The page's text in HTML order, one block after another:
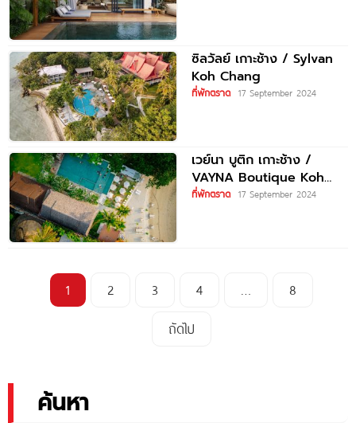
ซิลวัลย์ เกาะช้าง / Sylvan
Koh Chang
ที่พักตราด 17 September 2024
เวย์นา บูติก เกาะช้าง /
VAYNA Boutique Koh
Chang
ที่พักตราด 17 September 2024
1 2 3 4 …
8
ถัดไป
ค้นหา